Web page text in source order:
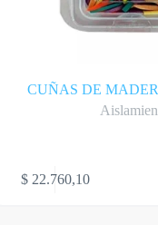
CUÑAS DE
$22.760,10